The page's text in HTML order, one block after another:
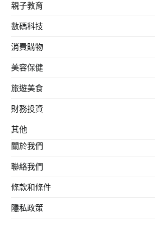
親子教育
數碼科技
消費購物
美容保健
旅遊美食
財務投資
其他
關於我們
聯絡我們
條款和條件
隱私政策